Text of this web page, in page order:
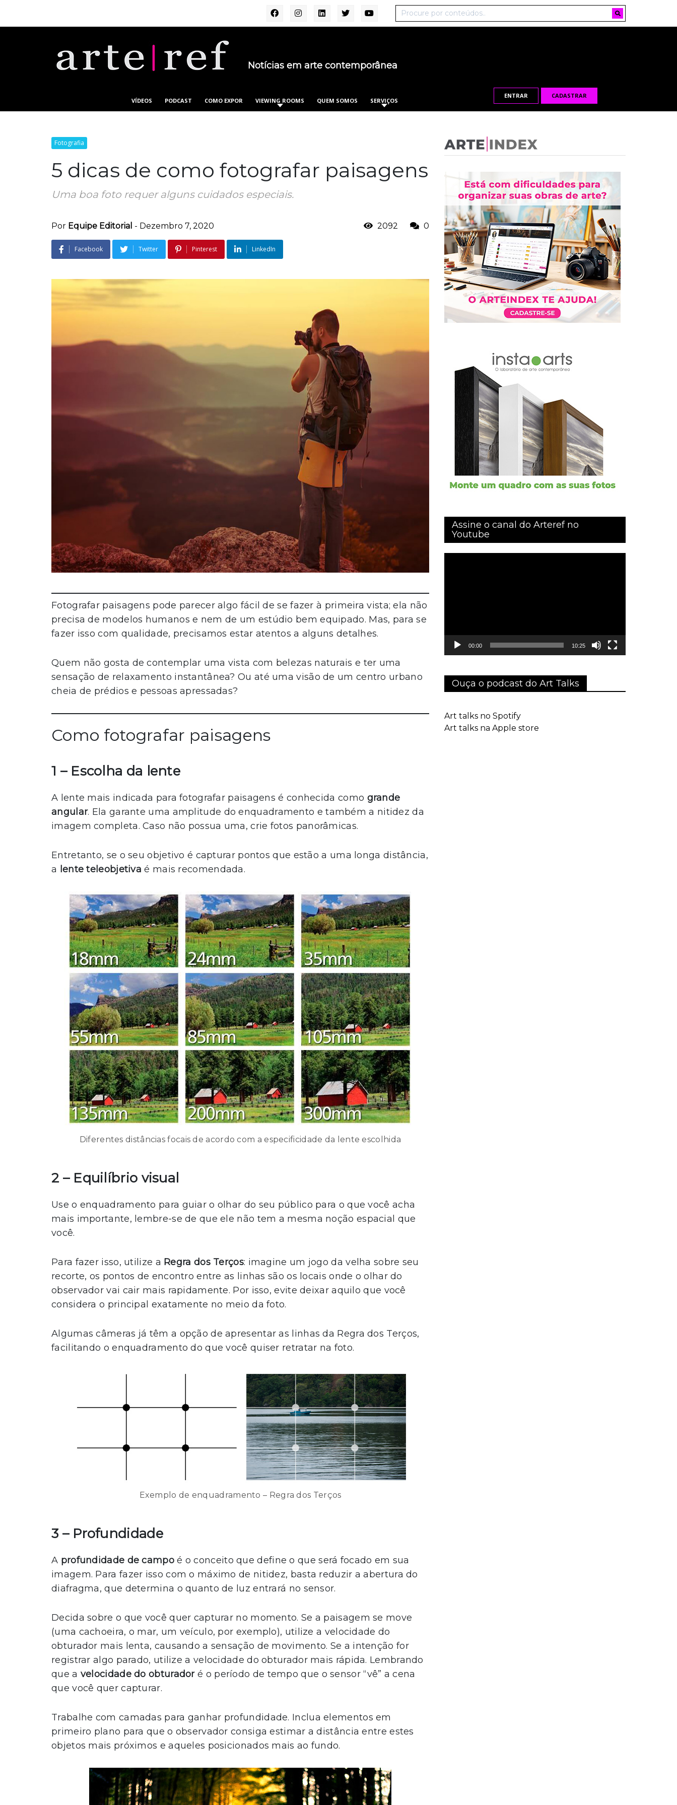
Notícias em arte contemporânea
VÍDEOS PODCAST COMO EXPOR VIEWING ROOMS QUEM SOMOS SERVIÇOS
ENTRAR CADASTRAR
Fotografia
5 dicas de como fotografar paisagens
Uma boa foto requer alguns cuidados especiais.
Por Equipe Editorial - Dezembro 7, 2020 2092 0
Facebook Twitter Pinterest LinkedIn
Fotografar paisagens pode parecer algo fácil de se fazer à primeira vista; ela não
precisa de modelos humanos e nem de um estúdio bem equipado. Mas, para se
fazer isso com qualidade, precisamos estar atentos a alguns detalhes.
Quem não gosta de contemplar uma vista com belezas naturais e ter uma
sensação de relaxamento instantânea? Ou até uma visão de um centro urbano
cheia de prédios e pessoas apressadas?
Como fotografar paisagens
1 – Escolha da lente
A lente mais indicada para fotografar paisagens é conhecida como grande
angular. Ela garante uma amplitude do enquadramento e também a nitidez da
imagem completa. Caso não possua uma, crie fotos panorâmicas.
Entretanto, se o seu objetivo é capturar pontos que estão a uma longa distância,
a lente teleobjetiva é mais recomendada.
Diferentes distâncias focais de acordo com a especificidade da lente escolhida
2 – Equilíbrio visual
Use o enquadramento para guiar o olhar do seu público para o que você acha
mais importante, lembre-se de que ele não tem a mesma noção espacial que
você.
Para fazer isso, utilize a Regra dos Terços: imagine um jogo da velha sobre seu
recorte, os pontos de encontro entre as linhas são os locais onde o olhar do
observador vai cair mais rapidamente. Por isso, evite deixar aquilo que você
considera o principal exatamente no meio da foto.
Algumas câmeras já têm a opção de apresentar as linhas da Regra dos Terços,
facilitando o enquadramento do que você quiser retratar na foto.
Exemplo de enquadramento – Regra dos Terços
3 – Profundidade
A profundidade de campoé o conceito que define o que será focado em sua
imagem. Para fazer isso com o máximo de nitidez, basta reduzir a abertura do
diafragma, que determina o quanto de luz entrará no sensor.
Decida sobre o que você quer capturar no momento. Se a paisagem se move
(uma cachoeira, o mar, um veículo, por exemplo), utilize a velocidade do
obturador mais lenta, causando a sensação de movimento. Se a intenção for
registrar algo parado, utilize a velocidade do obturador mais rápida. Lembrando
que a velocidade do obturadoré o período de tempo que o sensor “vê” a cena
que você quer capturar.
Trabalhe com camadas para ganhar profundidade. Inclua elementos em
primeiro plano para que o observador consiga estimar a distância entre estes
objetos mais próximos e aqueles posicionados mais ao fundo.
Assine o canal do Arteref no
Youtube
00:00 10:25
Ouça o podcast do Art Talks
Art talks no Spotify
Art talks na Apple store